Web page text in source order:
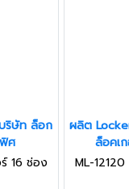
ริษัท ล็อก
ศ
16 ช่อง
ผลิต
ล็อคเ
ML-